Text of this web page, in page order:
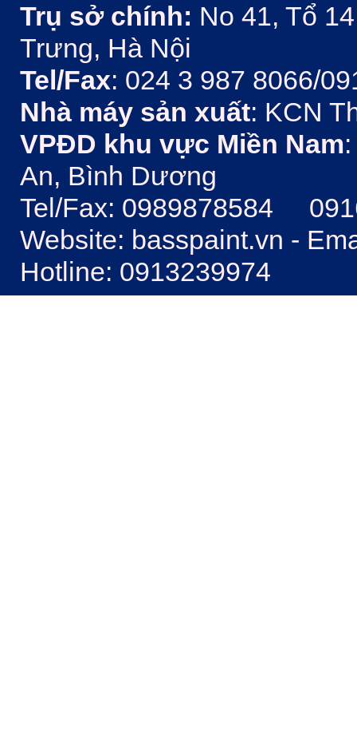
Trụ sở chính: No 41, Tổ
Trưng, Hà Nội
Tel/Fax: 024 3 987 8066/
Nhà máy sản xuất: KCN
VPĐD khu vực Miền Nam
An, Bình Dương
Tel/Fax: 0989878584
Website: basspaint.vn -
Hotline: 0913239974